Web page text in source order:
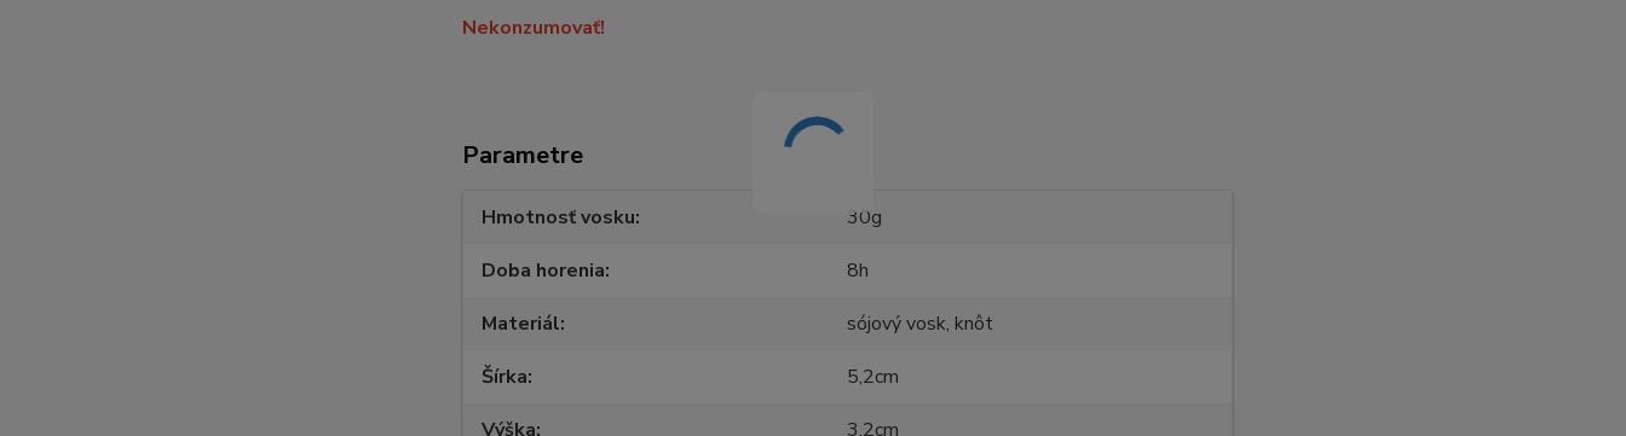
Nekonzumovať!
Parametre
Hmotnosť vosku
30g
Doba horenia
8h
Materiál
sójový vosk, knôt
Šírka
5,2cm
Výška
3,2cm